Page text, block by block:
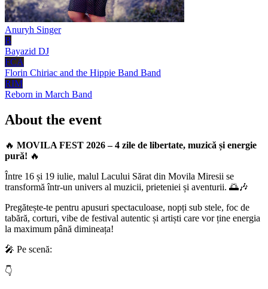
Anuryh Singer
B
Bayazid DJ
FCA
Florin Chiriac and the Hippie Band Band
RIM
Reborn in March Band
About the event
🔥 MOVILA FEST 2026 – 4 zile de libertate, muzică și energie
pură! 🔥
Între 16 și 19 iulie, malul Lacului Sărat din Movila Miresii se
transformă într-un univers al muzicii, prieteniei și aventurii. 🌅🎶
Pregătește-te pentru apusuri spectaculoase, nopți sub stele, foc de
tabără, corturi, vibe de festival autentic și artiști care vor ține energia
la maximum până dimineața!
🎤 Pe scenă:
👇